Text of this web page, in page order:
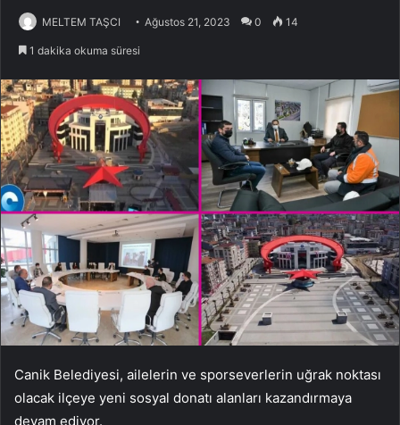
MELTEM TAŞCI Ağustos 21, 2023 0 14
1 dakika okuma süresi
Canik Belediyesi, ailelerin ve sporseverlerin uğrak noktası
olacak ilçeye yeni sosyal donatı alanları kazandırmaya
devam ediyor.